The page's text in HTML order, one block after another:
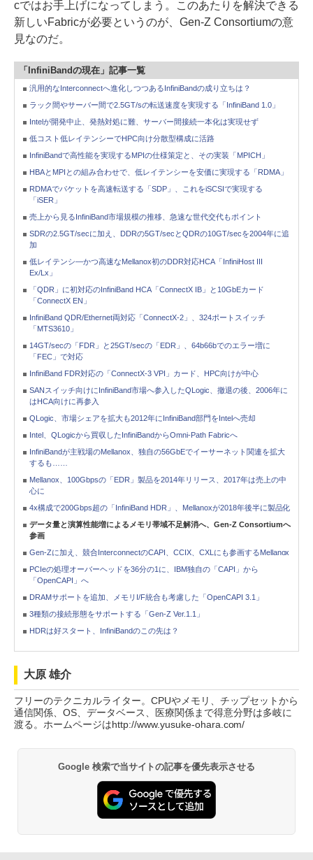
cではお手上げになってしまう。このあたりを解決できる
新しいFabricが必要というのが、Gen-Z Consortiumの意
見なのだ。
「InfiniBandの現在」記事一覧
汎用的なInterconnectへ進化しつつあるInfiniBandの成り立ちは？
ラック間やサーバー間で2.5GT/sの転送速度を実現する「InfiniBand 1.0」
Intelが開発中止、発熱対処に難、サーバー間接続一本化は実現せず
低コスト低レイテンシーでHPC向け分散型構成に活路
InfiniBandで高性能を実現するMPIの仕様策定と、その実装「MPICH」
HBAとMPIとの組み合わせで、低レイテンシーを安価に実現する「RDMA」
RDMAでパケットを高速転送する「SDP」、これをiSCSIで実現する
「iSER」
売上から見るInfiniBand市場規模の推移、急速な世代交代もポイント
SDRの2.5GT/secに加え、DDRの5GT/secとQDRの10GT/secを2004年に追
加
低レイテンシ―かつ高速なMellanox初のDDR対応HCA「InfiniHost III
Ex/Lx」
「QDR」に初対応のInfiniBand HCA「ConnectX IB」と10GbEカード
「ConnectX EN」
InfiniBand QDR/Ethernet両対応「ConnectX-2」、324ポートスイッチ
「MTS3610」
14GT/secの「FDR」と25GT/secの「EDR」、64b66bでのエラー増に
「FEC」で対応
InfiniBand FDR対応の「ConnectX-3 VPI」カード、HPC向けが中心
SANスイッチ向けにInfiniBand市場へ参入したQLogic、撤退の後、2006年に
はHCA向けに再参入
QLogic、市場シェアを拡大も2012年にInfiniBand部門をIntelへ売却
Intel、QLogicから買収したInfiniBandからOmni-Path Fabricへ
InfiniBandが主戦場のMellanox、独自の56GbEでイーサーネット関連を拡大
するも……
Mellanox、100Gbpsの「EDR」製品を2014年リリース、2017年は売上の中
心に
4x構成で200Gbps超の「InfiniBand HDR」、Mellanoxが2018年後半に製品化
データ量と演算性能増によるメモリ帯域不足解消へ、Gen-Z Consortiumへ
参画
Gen-Zに加え、競合InterconnectのCAPI、CCIX、CXLにも参画するMellanox
PCIeの処理オーバーヘッドを36分の1に、IBM独自の「CAPI」から
「OpenCAPI」へ
DRAMサポートを追加、メモリI/F統合も考慮した「OpenCAPI 3.1」
3種類の接続形態をサポートする「Gen-Z Ver.1.1」
HDRは好スタート、InfiniBandのこの先は？
大原 雄介
フリーのテクニカルライター。CPUやメモリ、チップセットから
通信関係、OS、データベース、医療関係まで得意分野は多岐に
渡る。ホームページはhttp://www.yusuke-ohara.com/
Google 検索で当サイトの記事を優先表示させる